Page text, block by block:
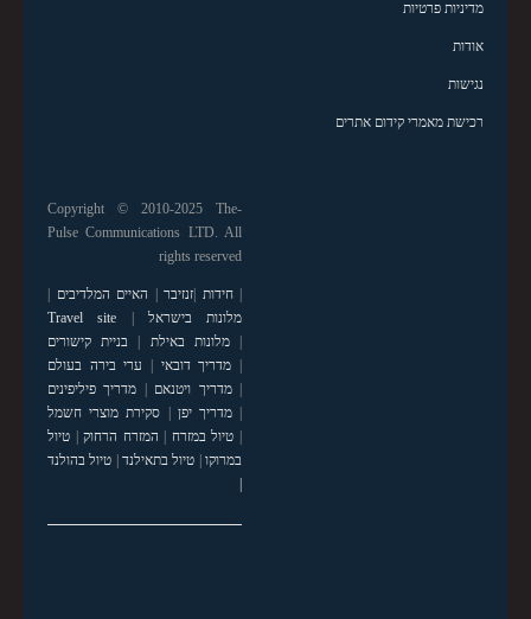
מדיניות פרטיות
אודות
נגישות
רכישת מאמרי קידום אתרים
Copyright © 2010-2025 The-
Pulse Communications LTD. All
rights reserved
|חידות זנזיבר האיים המלדיבים
מלונות בישראל
Travel site
|מלונות באילת
בניית קישורים
מדריך דובאי
ערי בירה בעולם
|מדריך ויטנאם
מדריך פיליפינים
|מדריך יפן
סקירת מוצרי חשמל
טיול במזרח המזרח הרחוק| טיול
במרוקו| טיול בתאילנד| טיול בהולנד